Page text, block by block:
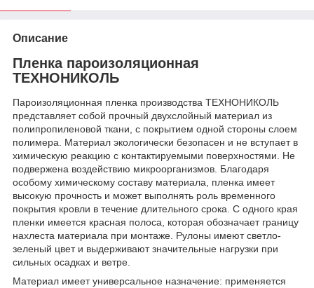
Описание
Пленка пароизоляционная
ТЕХНОНИКОЛЬ
Пароизоляционная пленка производства ТЕХНОНИКОЛЬ
представляет собой прочный двухслойный материал из
полипропиленовой ткани, с покрытием одной стороны слоем
полимера. Материал экологически безопасен и не вступает в
химическую реакцию с контактируемыми поверхностями. Не
подвержена воздействию микроорганизмов. Благодаря
особому химическому составу материала, пленка имеет
высокую прочность и может выполнять роль временного
покрытия кровли в течение длительного срока. С одного края
пленки имеется красная полоса, которая обозначает границу
нахлеста материала при монтаже. Рулоны имеют светло-
зеленый цвет и выдерживают значительные нагрузки при
сильных осадках и ветре.
Материал имеет универсальное назначение: применяется